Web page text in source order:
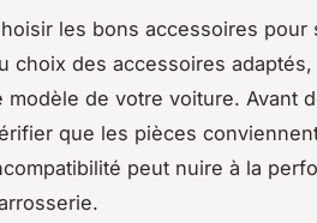
les bons accessoires
choix des accessoires
modèle de votre voiture. Avant
que les pièces
peut nuire à la